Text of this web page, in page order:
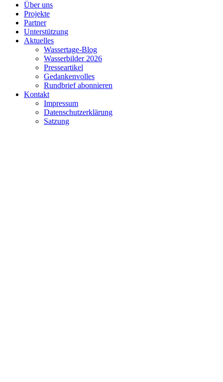
Über uns
Projekte
Partner
Unterstützung
Aktuelles
Wassertage-Blog
Wasserbilder 2026
Presseartikel
Gedankenvolles
Rundbrief abonnieren
Kontakt
Impressum
Datenschutzerklärung
Satzung